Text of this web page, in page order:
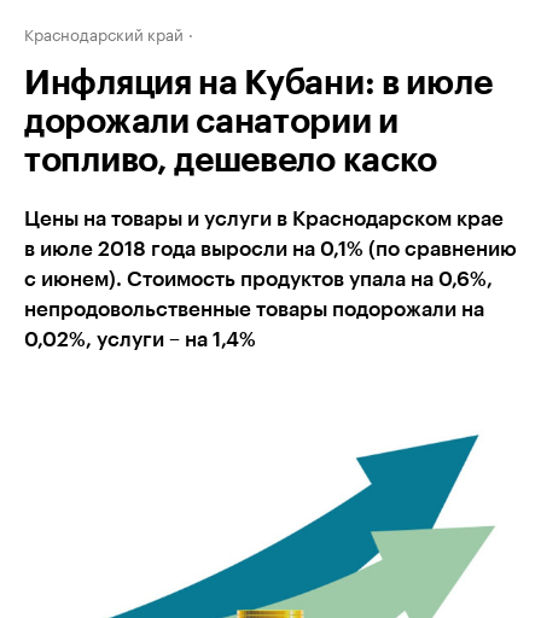
Краснодарский край
Инфляция на Кубани: в июле
дорожали санатории и
топливо, дешевело каско
Цены на товары и услуги в Краснодарском крае
в июле 2018 года выросли на 0,1% (по сравнению
с июнем). Стоимость продуктов упала на 0,6%,
непродовольственные товары подорожали на
0,02%, услуги – на 1,4%